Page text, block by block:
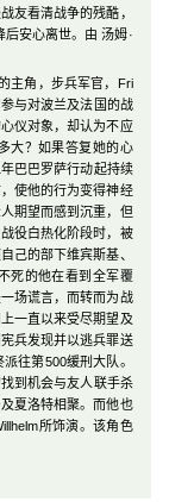
友看清战争的残酷，
安心离世。由 汤姆·
主角，步兵军官，Fri
与对波兰及法国的战
仪对象，却认为不应
大？如果答复她的心
巴巴罗萨行动起持续
使他的行为变得神经
期望而感到沉重，但
役白热化阶段时，被
己的部下维宾斯基、
死的他在看到全军覆
场谎言，而转而为战
一直以来受尽期望及
兵发现并以逃兵罪送
往第500缓刑大队。
到机会与友人联手杀
夏洛特相聚。而他也
所饰演。该角色